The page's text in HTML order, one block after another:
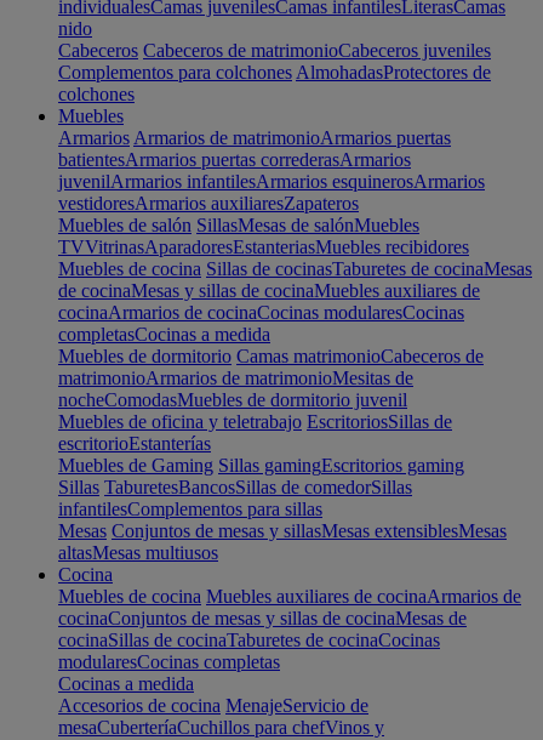
individualesCamas juvenilesCamas infantilesLiterasCamas
nido
Cabeceros Cabeceros de matrimonioCabeceros juveniles
Complementos para colchones AlmohadasProtectores de
colchones
Muebles
Armarios Armarios de matrimonioArmarios puertas
batientesArmarios puertas correderasArmarios
juvenilArmarios infantilesArmarios esquinerosArmarios
vestidoresArmarios auxiliaresZapateros
Muebles de salón SillasMesas de salónMuebles
TVVitrinasAparadoresEstanteriasMuebles recibidores
Muebles de cocina Sillas de cocinasTaburetes de cocinaMesas
de cocinaMesas y sillas de cocinaMuebles auxiliares de
cocinaArmarios de cocinaCocinas modularesCocinas
completasCocinas a medida
Muebles de dormitorio Camas matrimonioCabeceros de
matrimonioArmarios de matrimonioMesitas de
nocheComodasMuebles de dormitorio juvenil
Muebles de oficina y teletrabajo EscritoriosSillas de
escritorioEstanterías
Muebles de Gaming Sillas gamingEscritorios gaming
Sillas TaburetesBancosSillas de comedorSillas
infantilesComplementos para sillas
Mesas Conjuntos de mesas y sillasMesas extensiblesMesas
altasMesas multiusos
Cocina
Muebles de cocina Muebles auxiliares de cocinaArmarios de
cocinaConjuntos de mesas y sillas de cocinaMesas de
cocinaSillas de cocinaTaburetes de cocinaCocinas
modularesCocinas completas
Cocinas a medida
Accesorios de cocina MenajeServicio de
mesaCuberteríaCuchillos para chefVinos y